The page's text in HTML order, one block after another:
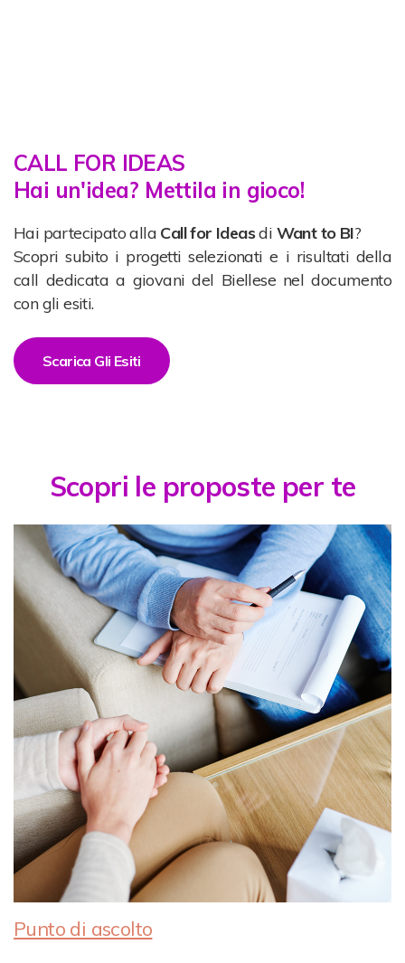
CALL FOR IDEAS
Hai un'idea? Mettila in gioco!
Hai partecipato alla Call for Ideasdi Want to BI?
Scopri subito i progetti selezionati e i risultati della
call dedicata a giovani del Biellese nel documento
con gli esiti.
Scarica Gli Esiti
Scopri le proposte per te
Punto di ascolto